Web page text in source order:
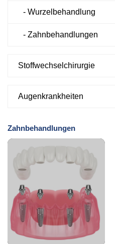
- Wurzelbehandlung
- Zahnbehandlungen
Stoffwechselchirurgie
Augenkrankheiten
Zahnbehandlungen